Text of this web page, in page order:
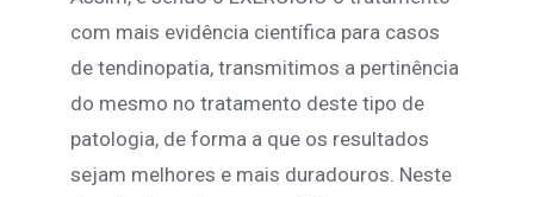
com mais evidência científica para casos
de tendinopatia, transmitimos a pertinência
do mesmo no tratamento deste tipo de
patologia, de forma a que os resultados
sejam melhores e mais duradouros. Neste